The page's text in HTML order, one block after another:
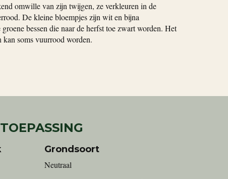
omwille van zijn twijgen, ze verkleuren in de
De kleine bloempjes zijn wit en bijna
bessen die naar de herfst toe zwart worden. Het
soms vuurrood worden.
Grondsoort
Neutraal